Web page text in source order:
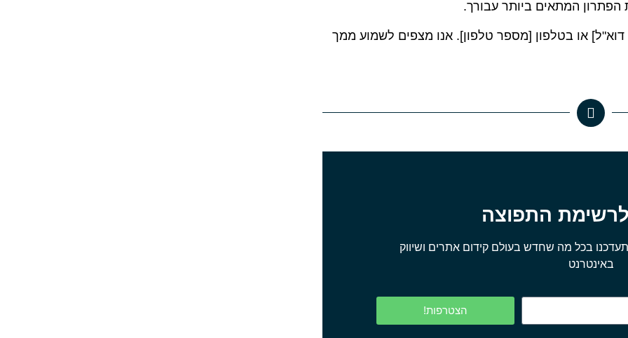
המתאים ביותר עבורך.
דוא"ל] או בטלפון [מספר טלפון]. אנו מצפים לשמוע ממך
התפוצה
בכל מה שחדש בעולם קידום אתרים ושיווק
באינטרנט
הצטרפות!